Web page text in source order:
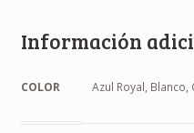
Información
COLOR Azul Royal,